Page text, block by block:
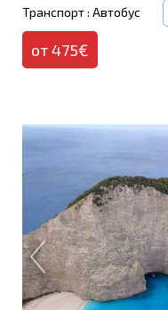
Транспорт : Автобус
от 475€